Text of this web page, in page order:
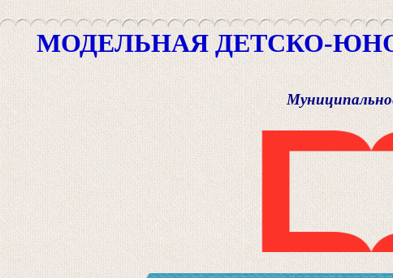
МОДЕЛЬНАЯ ДЕТСКО-